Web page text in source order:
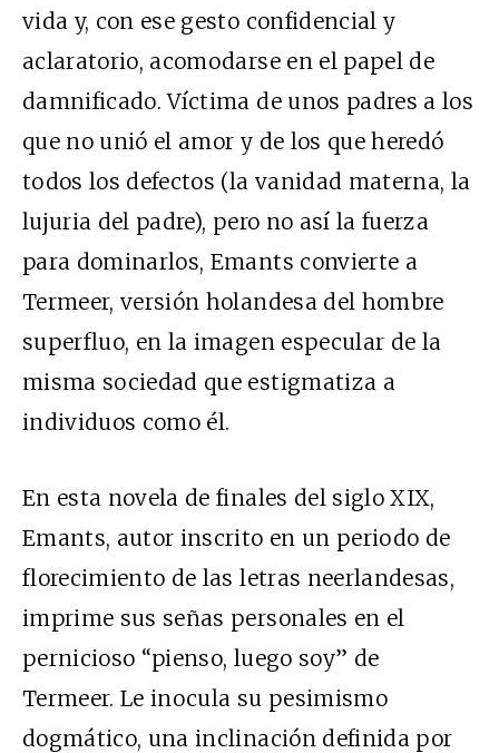
vida y, con ese gesto confidencial y
aclaratorio, acomodarse en el papel de
damnificado. Víctima de unos padres a los
que no unió el amor y de los que heredó
todos los defectos (la vanidad materna, la
lujuria del padre), pero no así la fuerza
para dominarlos, Emants convierte a
Termeer, versión holandesa del hombre
superfluo, en la imagen especular de la
misma sociedad que estigmatiza a
individuos como él.
En esta novela de finales del sigloXIX,
Emants, autor inscrito en un periodo de
florecimiento de las letras neerlandesas,
imprime sus señas personales en el
pernicioso “pienso, luego soy” de
Termeer. Le inocula su pesimismo
dogmático, una inclinación definida por